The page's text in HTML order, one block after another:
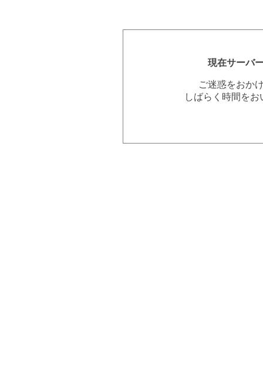
現在サーバ
ご迷惑をおか
しばらく時間を